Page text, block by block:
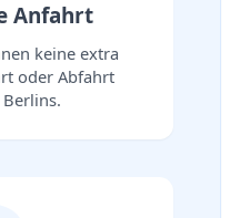
Anfahrt
keine extra
oder Abfahrt